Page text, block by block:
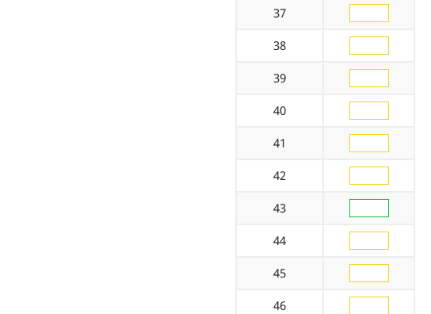
37
38
39
40
41
42
43
44
45
46